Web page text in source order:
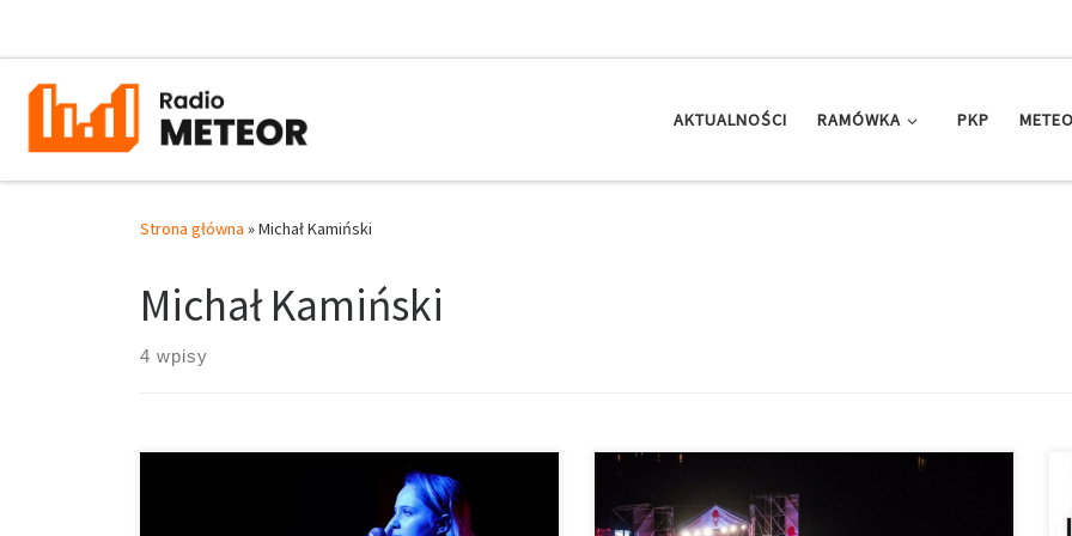
AKTUALNOŚCI RAMÓWKA PKP
Strona główna »Michał Kamiński
Michał Kamiński
4 wpisy
Pewnego wieczoru, znudzony siedziałem i
Wielkimi krokami zbliża się VII edycja Polish Hip-Hop